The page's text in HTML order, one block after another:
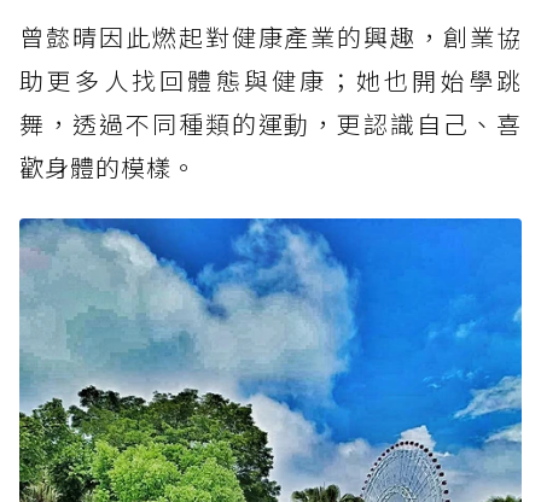
曾懿晴因此燃起對健康產業的興趣，創業協
助更多人找回體態與健康；她也開始學跳
舞，透過不同種類的運動，更認識自己、喜
歡身體的模樣。